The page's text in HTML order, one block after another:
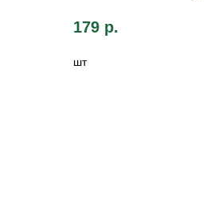
179 р.
шт